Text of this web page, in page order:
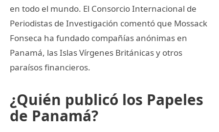
en todo el mundo. El Consorcio Internacional de
Periodistas de Investigación comentó que Mossack
Fonseca ha fundado compañías anónimas en
Panamá, las Islas Vírgenes Británicas y otros
paraísos financieros.
¿Quién publicó los Papeles
de Panamá?